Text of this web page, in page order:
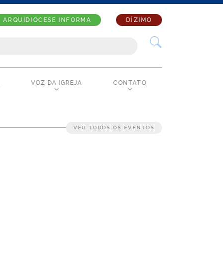
DÍZIMO
ARQUIDIOCESE INFORMA
VOZ DA IGREJA CONTATO
VER TODOS OS EVENTOS